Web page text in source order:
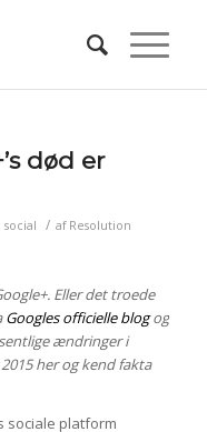
død er
social / af Resolution
Eller det troede
Googles officielle blogog
ændringer i
her og kend fakta
sociale platform